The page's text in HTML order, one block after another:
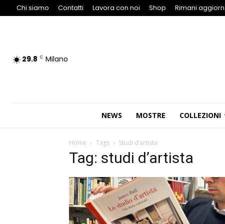
Chi siamo Contatti Lavora con noi Shop Rimani
29.8 C Milano
NEWS MOSTRE COLLEZIONI
Home Tags Studi d’artista
Tag: studi d’artista